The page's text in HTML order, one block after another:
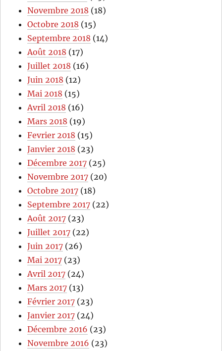
Novembre 2018 (18)
Octobre 2018 (15)
Septembre 2018 (14)
Août 2018 (17)
Juillet 2018 (16)
Juin 2018 (12)
Mai 2018 (15)
Avril 2018 (16)
Mars 2018 (19)
Fevrier 2018 (15)
Janvier 2018 (23)
Décembre 2017 (25)
Novembre 2017 (20)
Octobre 2017 (18)
Septembre 2017 (22)
Août 2017 (23)
Juillet 2017 (22)
Juin 2017 (26)
Mai 2017 (23)
Avril 2017 (24)
Mars 2017 (13)
Février 2017 (23)
Janvier 2017 (24)
Décembre 2016 (23)
Novembre 2016 (23)